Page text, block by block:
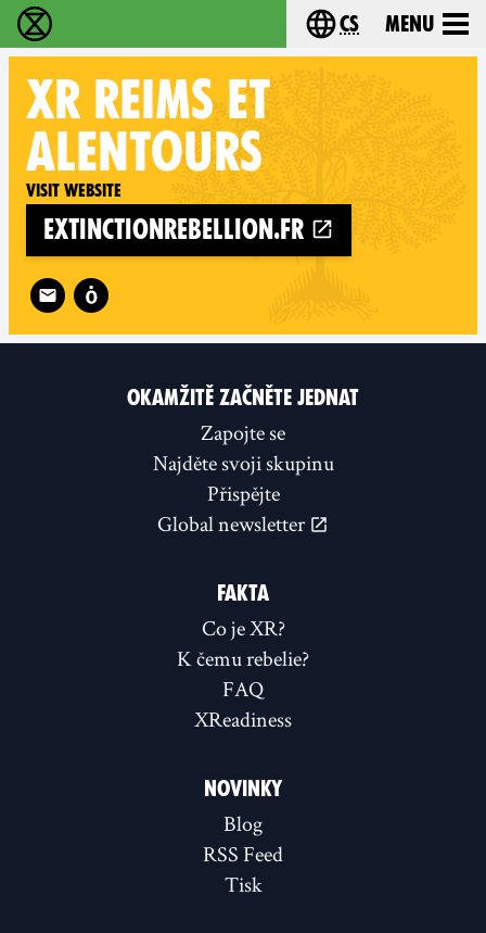
Rebelie proti vyhynutí - Home Choose your
cs Menu
XR REIMS ET
ALENTOURS
Visit website
extinctionrebellion.fr
Follow XR Reims et alentours on
OKAMŽITĚ ZAČNĚTE JEDNAT
Zapojte se
Najděte svoji skupinu
Přispějte
Global newsletter
FAKTA
Co je XR?
K čemu rebelie?
FAQ
XReadiness
NOVINKY
Blog
RSS Feed
Tisk